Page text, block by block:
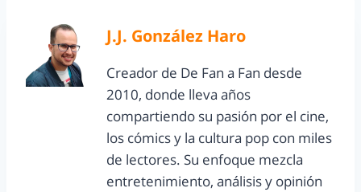
J.J. González Haro
Creador de De Fan a Fan desde
2010, donde lleva años
compartiendo su pasión por el cine,
los cómics y la cultura pop con miles
de lectores. Su enfoque mezcla
entretenimiento, análisis y opinión